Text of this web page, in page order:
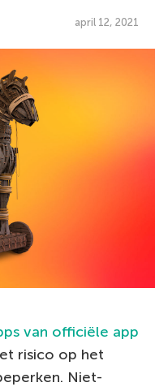
april 12, 2021
van officiële app
risico op het
Niet-